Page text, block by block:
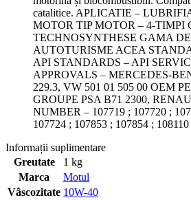
catalitice. APLICATIE –
MOTOR TIP MOTOR – 4-TIMPI
TECHNOSYNTHESE GAMA
AUTOTURISME ACEA
API STANDARDS – API
APPROVALS – MERCEDES-
229.3, VW 501 01 505 00 OEM
GROUPE PSA B71 2300,
NUMBER – 107719 ; 107720 ;
107724 ; 107853 ; 107854 ; 108110
Informații suplimentare
Greutate
1 kg
Marca
Motul
Vâscozitate 10W-40